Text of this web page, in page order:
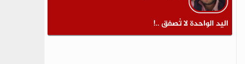
اليد الواحدة لا تُصفق ..!